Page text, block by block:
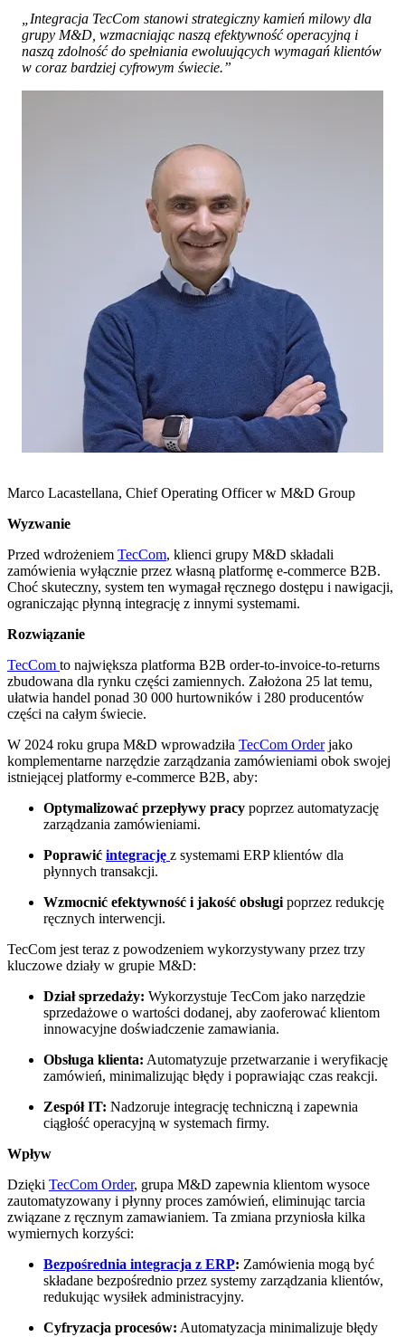
„Integracja TecCom stanowi strategiczny kamień milowy dla
grupy M&D, wzmacniając naszą efektywność operacyjną i
naszą zdolność do spełniania ewoluujących wymagań klientów
w coraz bardziej cyfrowym świecie.”
Marco Lacastellana, Chief Operating Officer w M&D Group
Wyzwanie
Przed wdrożeniem TecCom, klienci grupy M&D składali
zamówienia wyłącznie przez własną platformę e-commerce B2B.
Choć skuteczny, system ten wymagał ręcznego dostępu i nawigacji,
ograniczając płynną integrację z innymi systemami.
Rozwiązanie
TecCom to największa platforma B2B order-to-invoice-to-returns
zbudowana dla rynku części zamiennych. Założona 25 lat temu,
ułatwia handel ponad 30 000 hurtowników i 280 producentów
części na całym świecie.
W 2024 roku grupa M&D wprowadziła TecCom Orderjako
komplementarne narzędzie zarządzania zamówieniami obok swojej
istniejącej platformy e-commerce B2B, aby:
Optymalizować przepływy pracy poprzez automatyzację
zarządzania zamówieniami.
Poprawić integrację z systemami ERP klientów dla
płynnych transakcji.
Wzmocnić efektywność i jakość obsługi poprzez redukcję
ręcznych interwencji.
TecCom jest teraz z powodzeniem wykorzystywany przez trzy
kluczowe działy w grupie M&D:
Dział sprzedaży: Wykorzystuje TecCom jako narzędzie
sprzedażowe o wartości dodanej, aby zaoferować klientom
innowacyjne doświadczenie zamawiania.
Obsługa klienta: Automatyzuje przetwarzanie i weryfikację
zamówień, minimalizując błędy i poprawiając czas reakcji.
Zespół IT: Nadzoruje integrację techniczną i zapewnia
ciągłość operacyjną w systemach firmy.
Wpływ
Dzięki TecCom Order, grupa M&D zapewnia klientom wysoce
zautomatyzowany i płynny proces zamówień, eliminując tarcia
związane z ręcznym zamawianiem. Ta zmiana przyniosła kilka
wymiernych korzyści:
Bezpośrednia integracja z ERP: Zamówienia mogą być
składane bezpośrednio przez systemy zarządzania klientów,
redukując wysiłek administracyjny.
Cyfryzacja procesów: Automatyzacja minimalizuje błędy